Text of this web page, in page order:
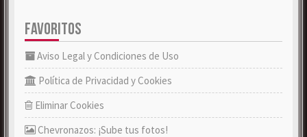
FAVORITOS
Aviso Legal y Condiciones de Uso
Política de Privacidad y Cookies
Eliminar Cookies
Chevronazos: ¡Sube tus fotos!